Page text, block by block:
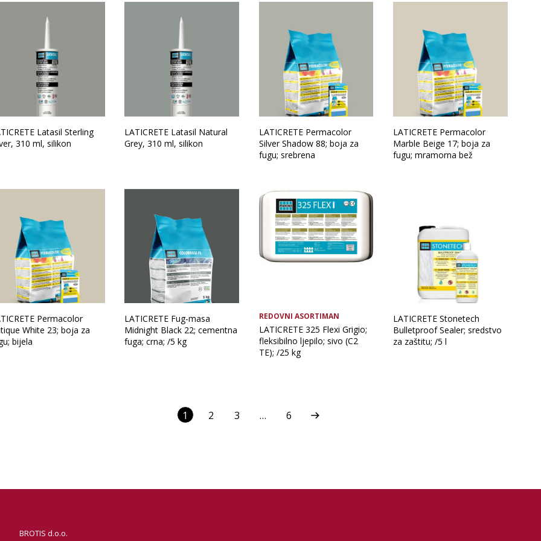
Latasil Sterling
310 ml, silikon
LATICRETE Latasil Natural
Grey, 310 ml, silikon
LATICRETE Permacolor
Silver Shadow 88; boja za
fugu; srebrena
LATICRETE Permacolor
Marble Beige 17; boja za
fugu; mramorna bež
Permacolor
White 23; boja za
bijela
LATICRETE Fug-masa
Midnight Black 22; cementna
fuga; crna; /5 kg
REDOVNI ASORTIMAN
LATICRETE 325 Flexi Grigio;
fleksibilno ljepilo; sivo (C2
TE); /25 kg
LATICRETE Stonetech
Bulletproof Sealer; sredstvo
za zaštitu; /5 l
1 2 3 … 6
BROTIS d.o.o.